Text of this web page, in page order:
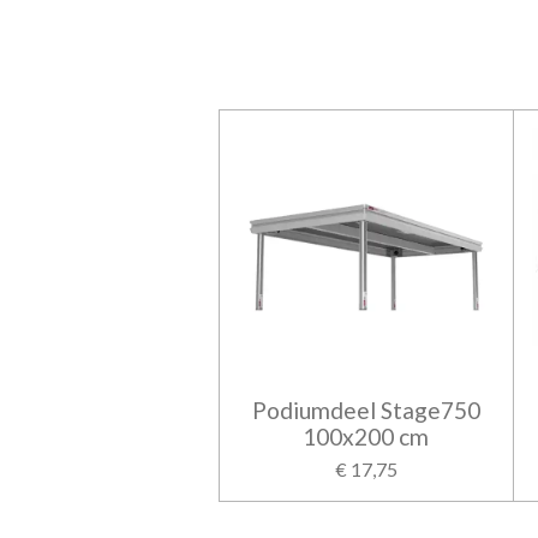
Podiumdeel Stage750
100x200 cm
€ 17,75